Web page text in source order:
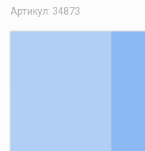
Артикул: 34873